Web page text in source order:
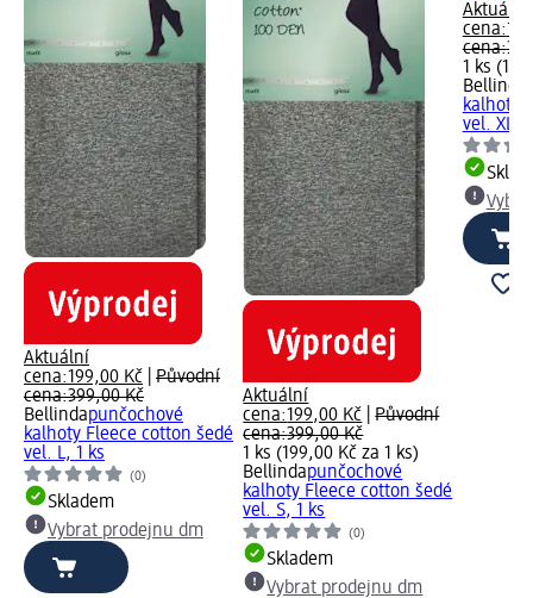
Aktuální
cena:199,00 Kč
Původní
cena:399,00 Kč
Bellindapunčochové
kalhoty Fleece cotton šedé
vel. L, 1 ks
(0)
Skladem
Vybrat prodejnu dm
Aktuální
cena:199,00 Kč |Původní
cena:399,00 Kč
1 ks (199,00 Kč za 1 ks)
Bellindapunčochové
kalhoty Fleece cotton šedé
vel. S, 1 ks
(0)
Skladem
Vybrat prodejnu dm
Aktuální
cena:
cena:
1 ks
Bellinda
kalhoty
vel. XL,